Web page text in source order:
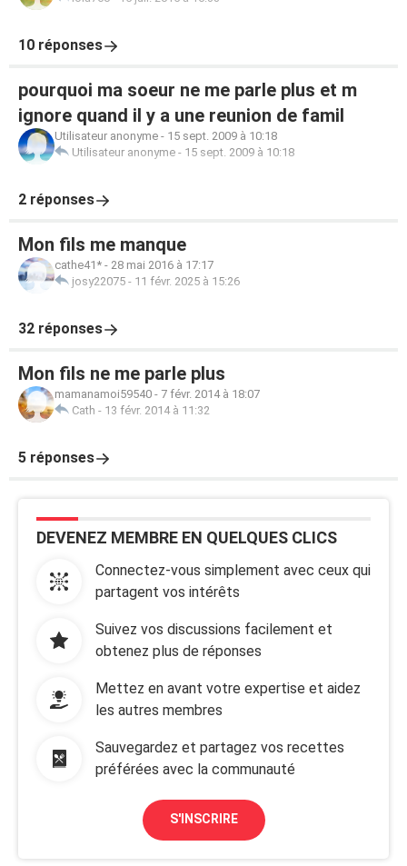
10 réponses
pourquoi ma soeur ne me parle plus et m
ignore quand il y a une reunion de famil
Utilisateur anonyme - 15 sept. 2009 à 10:18
Utilisateur anonyme - 15 sept. 2009 à 10:18
2 réponses
Mon fils me manque
cathe41* - 28 mai 2016 à 17:17
josy22075 - 11 févr. 2025 à 15:26
32 réponses
Mon fils ne me parle plus
mamanamoi59540 - 7 févr. 2014 à 18:07
Cath - 13 févr. 2014 à 11:32
5 réponses
DEVENEZ MEMBRE EN QUELQUES CLICS
Connectez-vous simplement avec ceux qui
partagent vos intérêts
Suivez vos discussions facilement et
obtenez plus de réponses
Mettez en avant votre expertise et aidez
les autres membres
Sauvegardez et partagez vos recettes
préférées avec la communauté
S'INSCRIRE